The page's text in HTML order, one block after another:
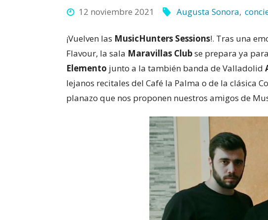
12 noviembre 2021 Augusta Sonora,
¡Vuelven las MusicHunters Sessions!. Tras una
Flavour, la sala Maravillas Clubse prepara ya
Elemento junto a la también banda de Valladolid
lejanos recitales del Café la Palma o de la clásica
planazo que nos proponen nuestros amigos de